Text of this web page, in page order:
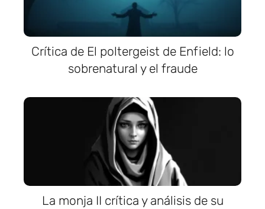
Crítica de El poltergeist de Enfield: lo
sobrenatural y el fraude
La monja II crítica y análisis de su